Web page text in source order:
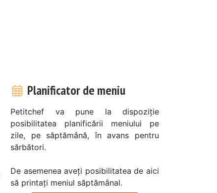
Planificator de meniu
Petitchef va pune la dispoziție
posibilitatea planificării meniului pe
zile, pe săptămână, în avans pentru
sărbători.
De asemenea aveți posibilitatea de aici
să printați meniul săptămânal.